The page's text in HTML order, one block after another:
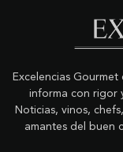
Excelencias
informa con rigor
Noticias, vinos,
amantes del buen